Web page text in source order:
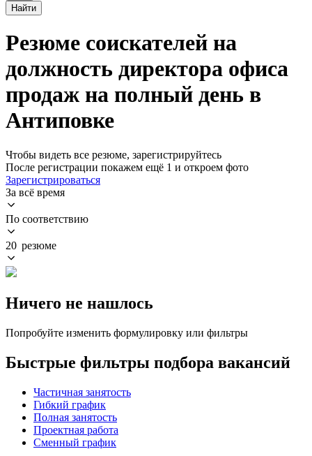
Найти
Резюме соискателей на
должность директора офиса
продаж на полный день в
Антиповке
Чтобы видеть все резюме, зарегистрируйтесь
После регистрации покажем ещё 1 и откроем фото
Зарегистрироваться
За всё время
По соответствию
20 резюме
Ничего не нашлось
Попробуйте изменить формулировку или фильтры
Быстрые фильтры подбора вакансий
Частичная занятость
Гибкий график
Полная занятость
Проектная работа
Сменный график